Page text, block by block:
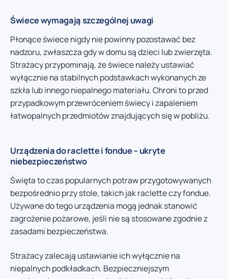
Świece wymagają szczególnej uwagi
Płonące świece nigdy nie powinny pozostawać bez
nadzoru, zwłaszcza gdy w domu są dzieci lub zwierzęta.
Strażacy przypominają, że świece należy ustawiać
wyłącznie na stabilnych podstawkach wykonanych ze
szkła lub innego niepalnego materiału. Chroni to przed
przypadkowym przewróceniem świecy i zapaleniem
łatwopalnych przedmiotów znajdujących się w pobliżu.
Urządzenia do raclette i fondue – ukryte
niebezpieczeństwo
Święta to czas popularnych potraw przygotowywanych
bezpośrednio przy stole, takich jak raclette czy fondue.
Używane do tego urządzenia mogą jednak stanowić
zagrożenie pożarowe, jeśli nie są stosowane zgodnie z
zasadami bezpieczeństwa.
Strażacy zalecają ustawianie ich wyłącznie na
niepalnych podkładkach. Bezpieczniejszym